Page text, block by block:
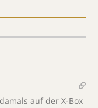
auf der X-Box